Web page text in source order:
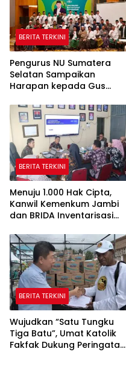
BERITA TERKINI
Pengurus NU Sumatera
Selatan Sampaikan
Harapan kepada Gus
Pesantren
BERITA TERKINI
Menuju 1.000 Hak Cipta,
Kanwil Kemenkum Jambi
dan BRIDA Inventarisasi
BERITA TERKINI
Wujudkan “Satu Tungku
Tiga Batu”, Umat Katolik
Fakfak Dukung Peringatan